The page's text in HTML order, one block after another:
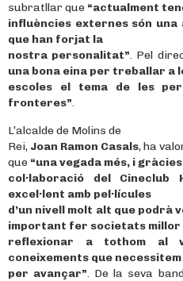
subratllar que “actualment
influències externes són una
que han forjat la
nostra personalitat”. Pel
una bona eina per treballar a
escoles el tema de les
fronteres”.
L’alcalde de Molins de
Rei, Joan Ramon Casals, ha
que “una vegada més, i
col·laboració del
excel·lent amb pel·lícules
d’un nivell molt alt que podrà
important fer societats
reflexionar a tothom al
coneixements que necessitem
per avançar”. De la seva